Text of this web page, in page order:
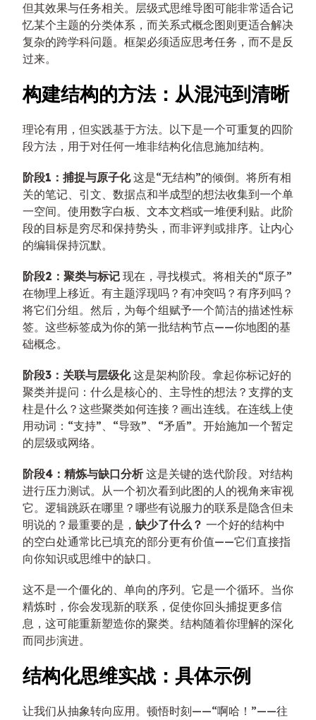
但其效果与任务相关。层级式思维导图可能非常适合记
忆某个主题的分类体系，而关系式概念图则更适合解决
复杂的跨学科问题。框架必须适应思考任务，而不是反
过来。
构建结构的方法：从混沌到清晰
理论有用，但实践基于方法。以下是一个可重复的四阶
段方法，用于对任何一堆非结构化信息施加结构。
阶段1：捕捉与原子化这是“无结构”的倾倒。将所有相
关的笔记、引文、数据点和半成型的想法收集到一个单
一空间。使用数字白板、文本文档或一堆便利贴。此阶
段的目标是穷尽和保持势头，而非评判或排序。让内心
的编辑保持沉默。
阶段2：聚类与标记 现在，寻找模式。将相关的“原子”
在物理上移近。有主题浮现吗？有冲突吗？有序列吗？
将它们分组。然后，为每个组赋予一个简洁的描述性标
签。这些标签成为你的第一批结构节点——你地图的基
础概念。
阶段3：关联与层级化这是架构阶段。拿起你标记好的
聚类并提问：什么是核心的、主导性的想法？支撑的支
柱是什么？这些聚类如何连接？画出连线。在连线上使
用动词：“支持”、“导致”、“矛盾”。开始施加一个暂定
的层级或网络。
阶段4：精炼与缺口分析这是关键的迭代阶段。对结构
进行压力测试。从一个初次看到此图的人的视角来审视
它。逻辑跳跃在哪里？哪些有说服力的联系是隐含但未
明说的？最重要的是， 缺少了什么？ 一个好的结构中
的空白处通常比已填充的部分更有价值——它们直接指
向你知识或思维中的缺口。
这不是一个僵化的、单向的序列。它是一个循环。当你
精炼时，你会发现新的联系，促使你回头捕捉更多信
息，这可能重新塑造你的聚类。结构随着你理解的深化
而同步演进。
结构化思维实战：具体示例
让我们从抽象转向应用。顿悟时刻——“啊哈！”——往